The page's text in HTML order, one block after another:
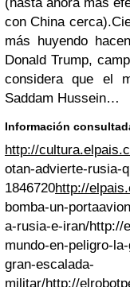
con China cerca).
más huyendo
Donald Trump,
considera que el
Saddam Hussein…
Información
http://
otan-advierte-rusia-
1846720http://
bomba-un-
a-rusia-e-iran/http://
mundo-en-peligro-
gran-escalada-
militar/http://